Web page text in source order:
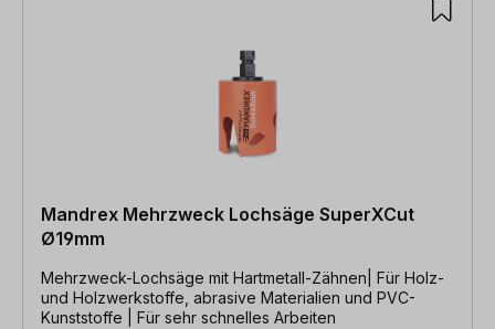
Mandrex Mehrzweck Lochsäge SuperXCut
Ø19mm
Mehrzweck-Lochsäge mit Hartmetall-Zähnen| Für Holz-
und Holzwerkstoffe, abrasive Materialien und PVC-
Kunststoffe | Für sehr schnelles Arbeiten